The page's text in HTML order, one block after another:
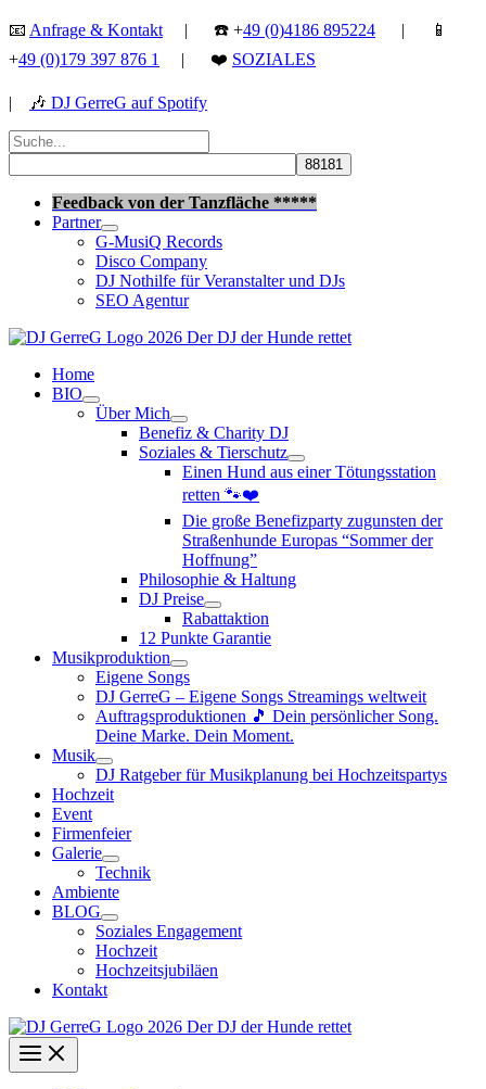
Zum
springen
📧 Anfrage & Kontakt | ☎️ +49 (0)4186 895224 | 📱
+49 (0)179 397 876 1 | ❤️ SOZIALES
| 🎶 DJ GerreG auf Spotify
Suchen
nach:
Feedback von der Tanzfläche *****
Partner
G-MusiQ Records
Disco Company
DJ Nothilfe für Veranstalter und DJs
SEO Agentur
Home
BIO
Über Mich
Benefiz & Charity DJ
Soziales & Tierschutz
Einen Hund aus einer Tötungsstation
retten 🐾❤️
Die große Benefizparty zugunsten der
Straßenhunde Europas “Sommer der
Hoffnung”
Philosophie & Haltung
DJ Preise
Rabattaktion
12 Punkte Garantie
Musikproduktion
Eigene Songs
DJ GerreG – Eigene Songs Streamings weltweit
Auftragsproduktionen 🎵 Dein persönlicher Song.
Deine Marke. Dein Moment.
Musik
DJ Ratgeber für Musikplanung bei Hochzeitspartys
Hochzeit
Event
Firmenfeier
Galerie
Technik
Ambiente
BLOG
Soziales Engagement
Hochzeit
Hochzeitsjubiläen
Kontakt